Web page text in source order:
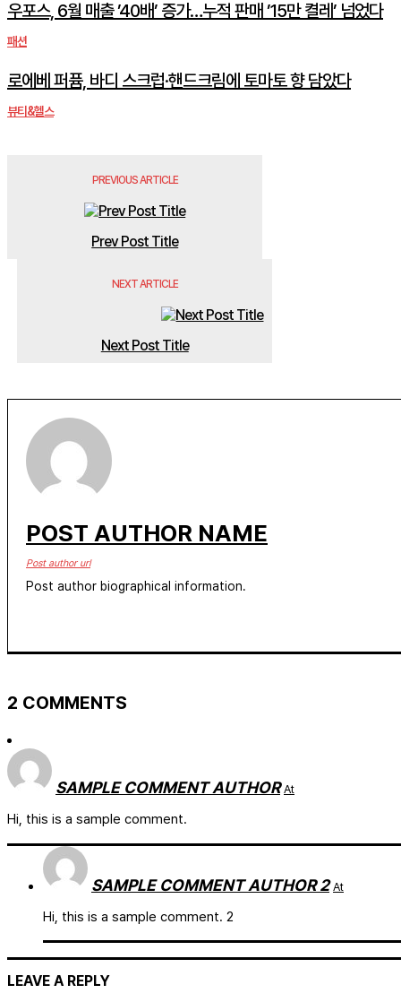
우포스, 6월 매출 ’40배’ 증가…누적 판매 ’15만 켤레’ 넘었다
패션
로에베 퍼퓸, 바디 스크럽·핸드크림에 토마토 향 담았다
뷰티&헬스
PREVIOUS ARTICLE
Prev Post Title
NEXT ARTICLE
Next Post Title
POST AUTHOR NAME
Post author url
Post author biographical information.
2 COMMENTS
SAMPLE COMMENT AUTHOR At
Hi, this is a sample comment.
SAMPLE COMMENT AUTHOR 2 At
Hi, this is a sample comment. 2
LEAVE A REPLY